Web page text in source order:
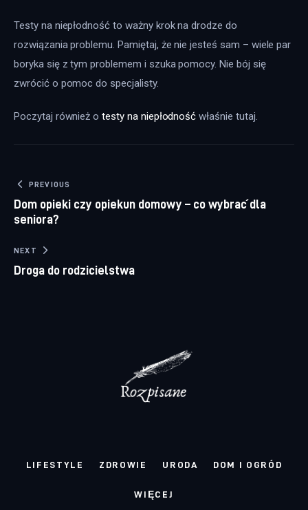
Testy na niepłodność to ważny krok na drodze do
rozwiązania problemu. Pamiętaj, że nie jesteś sam – wiele par
boryka się z tym problemem i szuka pomocy. Nie bój się
zwrócić o pomoc do specjalisty.
Poczytaj również o testy na niepłodność właśnie tutaj.
Nawigacja wpisu
PREVIOUS
Dom opieki czy opiekun domowy – co wybrać dla
seniora?
NEXT
Droga do rodzicielstwa
LIFESTYLE ZDROWIE URODA DOM I OGRÓD
WIĘCEJ